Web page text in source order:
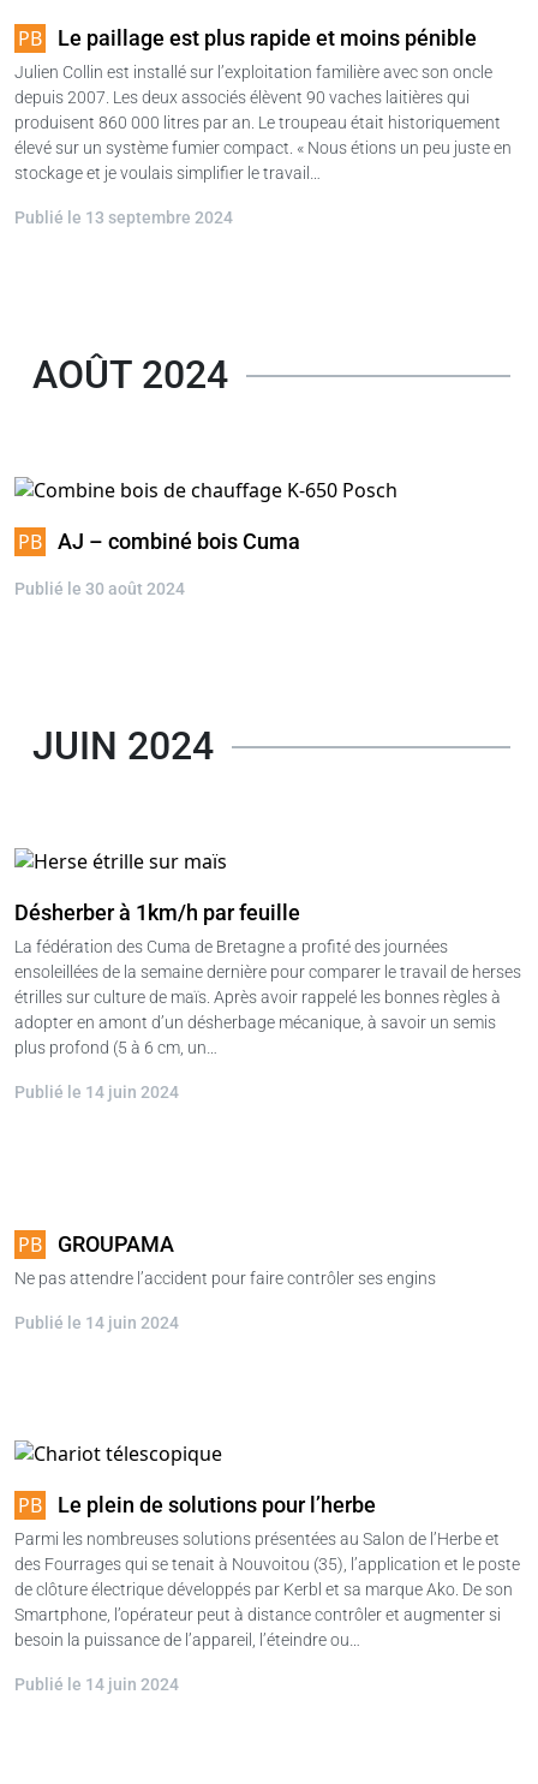
Le paillage est plus rapide et moins pénible
Julien Collin est installé sur l’exploitation familière avec son oncle
depuis 2007. Les deux associés élèvent 90 vaches laitières qui
produisent 860 000 litres par an. Le troupeau était historiquement
élevé sur un système fumier compact. « Nous étions un peu juste en
stockage et je voulais simplifier le travail…
Publié le 13 septembre 2024
AOÛT 2024
AJ – combiné bois Cuma
Publié le 30 août 2024
JUIN 2024
Désherber à 1km/h par feuille
La fédération des Cuma de Bretagne a profité des journées
ensoleillées de la semaine dernière pour comparer le travail de herses
étrilles sur culture de maïs. Après avoir rappelé les bonnes règles à
adopter en amont d’un désherbage mécanique, à savoir un semis
plus profond (5 à 6 cm, un…
Publié le 14 juin 2024
GROUPAMA
Ne pas attendre l’accident pour faire contrôler ses engins
Publié le 14 juin 2024
Le plein de solutions pour l’herbe
Parmi les nombreuses solutions présentées au Salon de l’Herbe et
des Fourrages qui se tenait à Nouvoitou (35), l’application et le poste
de clôture électrique développés par Kerbl et sa marque Ako. De son
Smartphone, l’opérateur peut à distance contrôler et augmenter si
besoin la puissance de l’appareil, l’éteindre ou…
Publié le 14 juin 2024